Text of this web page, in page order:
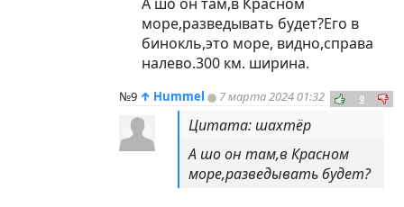
море,разведывать будет?Его в
бинокль,это море, видно,справа
налево.300 км. ширина.
№9 ↑ Hummel 7 марта 2024 01:32 0
Цитата: шахтёр
А шо он там,в Красном
море,разведывать будет?